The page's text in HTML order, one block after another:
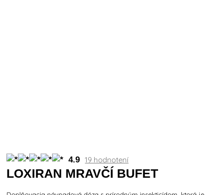
4.919 hodnotení
LOXIRAN MRAVČÍ BUFET